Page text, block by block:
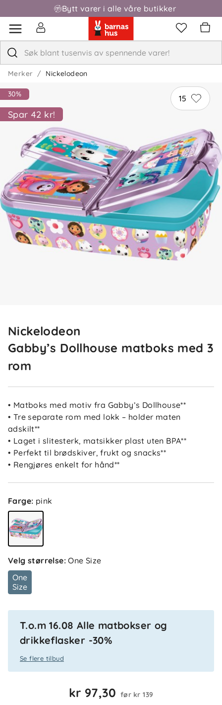
Bytt varer i alle våre butikker
Fri frakt over 1000,-
Merker Nickelodeon
15
30%
Spar 42 kr!
Nickelodeon
Gabby’s Dollhouse matboks med 3
rom
• Matboks med motiv fra Gabby’s Dollhouse**
• Tre separate rom med lokk – holder maten
adskilt**
• Laget i slitesterk, matsikker plast uten BPA**
• Perfekt til brødskiver, frukt og snacks**
• Rengjøres enkelt for hånd**
Farge: pink
Velg størrelse:One Size
One
Size
T.o.m 16.08 Alle matbokser og
drikkeflasker -30%
Se flere tilbud
kr 97,30 før kr 139